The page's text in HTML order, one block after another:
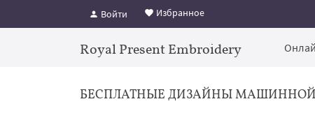
Войти Избранное
Royal Present Embroidery
БЕСПЛАТНЫЕ ДИЗАЙНЫ